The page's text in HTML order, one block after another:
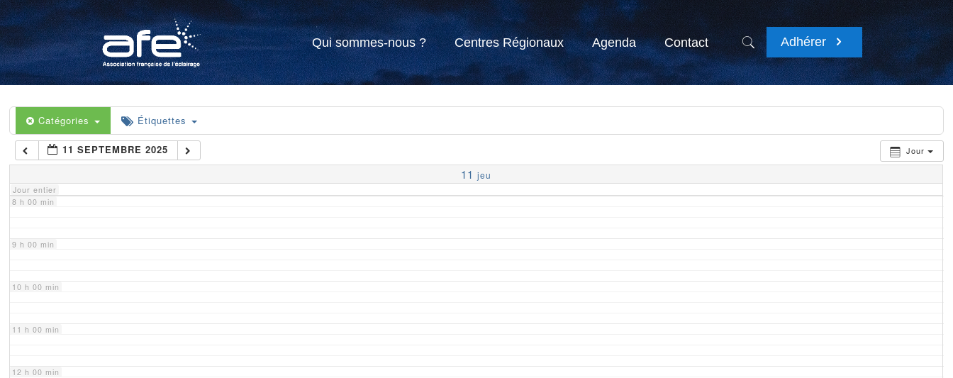
Qui sommes-nous ? Centres Régionaux Agenda Contact Adhérer
Catégories Étiquettes
Jour
11 SEPTEMBRE 2025
11 jeu
Jour entier
4 h 00 min
5 h 00 min
6 h 00 min
7 h 00 min
8 h 00 min
9 h 00 min
10 h 00 min
11 h 00 min
12 h 00 min